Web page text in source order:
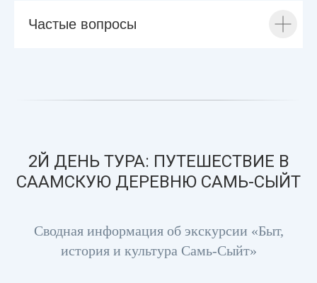
Частые вопросы
2Й ДЕНЬ ТУРА: ПУТЕШЕСТВИЕ В
СААМСКУЮ ДЕРЕВНЮ САМЬ-СЫЙТ
Сводная информация об экскурсии «Быт,
история и культура Самь-Сыйт»